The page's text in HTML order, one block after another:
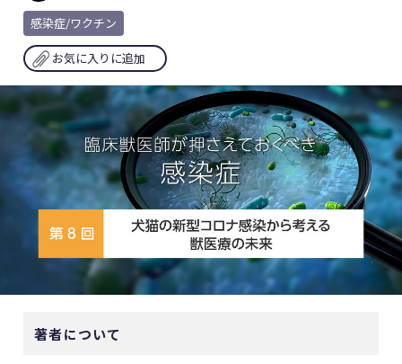
感染症/ワクチン
お気に入りに追加
著者について